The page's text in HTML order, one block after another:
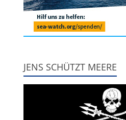
JENS SCHÜTZT MEERE